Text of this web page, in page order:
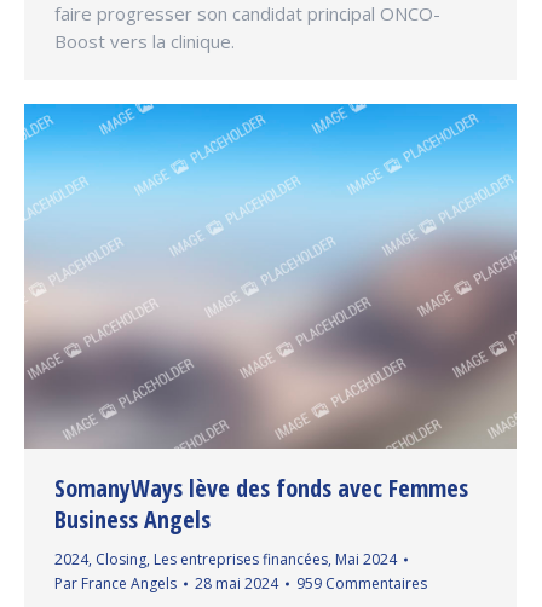
faire progresser son candidat principal ONCO-
Boost vers la clinique.
SomanyWays lève des fonds avec Femmes
Business Angels
2024, Closing, Les entreprises financées, Mai 2024
Par France Angels 28 mai 2024 959 Commentaires